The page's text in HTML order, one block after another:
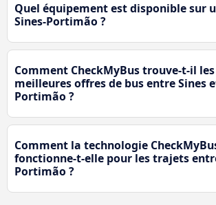
Quel équipement est disponible sur
Sines-Portimão ?
Comment CheckMyBus trouve-t-il les
meilleures offres de bus entre Sines
Portimão ?
Comment la technologie
fonctionne-t-elle pour les trajets
Portimão ?